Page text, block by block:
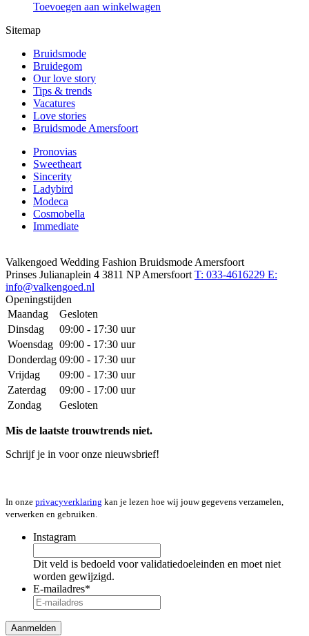
Toevoegen aan winkelwagen
Sitemap
Bruidsmode
Bruidegom
Our love story
Tips & trends
Vacatures
Love stories
Bruidsmode Amersfoort
Pronovias
Sweetheart
Sincerity
Ladybird
Modeca
Cosmobella
Immediate
Valkengoed Wedding Fashion Bruidsmode Amersfoort
Prinses Julianaplein 4 3811 NP Amersfoort T: 033-4616229 E:
info@valkengoed.nl
Openingstijden
Maandag
Gesloten
Dinsdag
09:00 - 17:30 uur
Woensdag 09:00 - 17:30 uur
Donderdag 09:00 - 17:30 uur
Vrijdag
09:00 - 17:30 uur
Zaterdag
09:00 - 17:00 uur
Zondag
Gesloten
Mis de laatste trouwtrends niet.
Schrijf je in voor onze nieuwsbrief!
In onze privacyverklaring kan je lezen hoe wij jouw gegevens verzamelen,
verwerken en gebruiken.
Instagram
Dit veld is bedoeld voor validatiedoeleinden en moet niet
worden gewijzigd.
E-mailadres*